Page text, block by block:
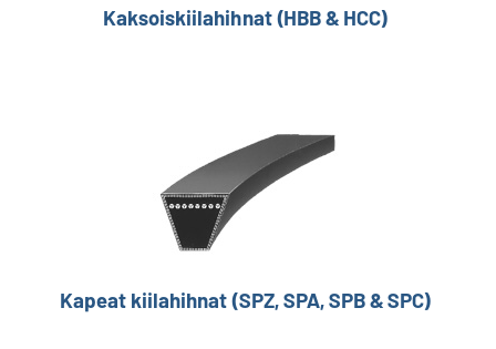
Kaksoiskiilahihnat (HBB & HCC)
Kapeat kiilahihnat (SPZ, SPA, SPB & SPC)